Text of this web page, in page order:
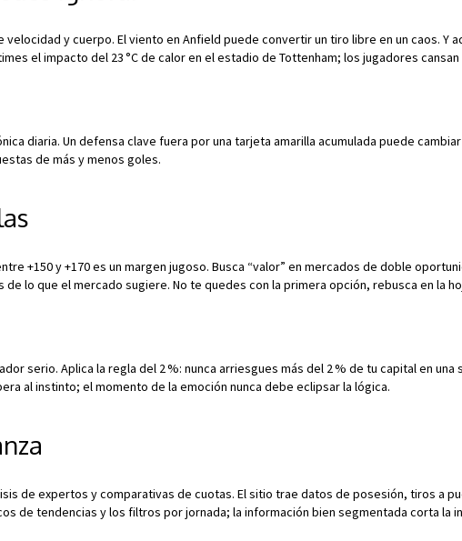
y cuerpo. El viento en Anfield puede convertir un tiro libre en un caos.
el impacto del 23 °C de calor en el estadio de Tottenham; los jugadores
diaria. Un defensa clave fuera por una tarjeta amarilla acumulada puede
de más y menos goles.
+150 y +170 es un margen jugoso. Busca “valor” en mercados de doble
lo que el mercado sugiere. No te quedes con la primera opción, rebusca en la
serio. Aplica la regla del 2 %: nunca arriesgues más del 2 % de tu capital en una
al instinto; el momento de la emoción nunca debe eclipsar la lógica.
de expertos y comparativas de cuotas. El sitio trae datos de posesión, tiros a
de tendencias y los filtros por jornada; la información bien segmentada corta la